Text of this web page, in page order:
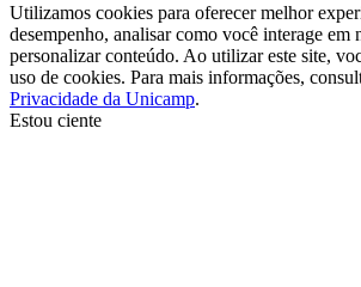
Utilizamos cookies para oferecer melhor
desempenho, analisar como você interage em
personalizar conteúdo. Ao utilizar este site,
uso de cookies. Para mais informações,
Privacidade da Unicamp.
Estou ciente